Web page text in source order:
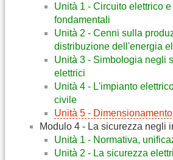
Unità 1 - Circuito elettrico
fondamentali
Unità 2 - Cenni sulla
distribuzione dell'energia
Unità 3 - Simbologia negli
elettrici
Unità 4 - L'impianto
civile
Unità 5 -
Modulo 4 - La sicurezza negli
Unità 1 - Normativa,
Unità 2 - La sicurezza